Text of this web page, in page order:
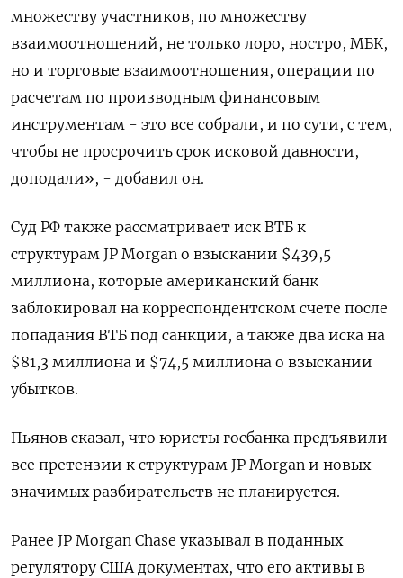
множеству участников, по множеству
взаимоотношений, не только лоро, ностро, МБК,
но и торговые взаимоотношения, операции по
расчетам по производным финансовым
инструментам - это все собрали, и по сути, с тем,
чтобы не просрочить срок исковой давности,
доподали», - добавил он.
Суд РФ также рассматривает иск ВТБ к
структурам JP Morgan о взыскании $439,5
миллиона, которые американский банк
заблокировал на корреспондентском счете после
попадания ВТБ под санкции, а также два иска на
$81,3 миллиона и $74,5 миллиона о взыскании
убытков.
Пьянов сказал, что юристы госбанка предъявили
все претензии к структурам JP Morgan и новых
значимых разбирательств не планируется.
Ранее JP Morgan Chase указывал в поданных
регулятору США документах, что его активы в